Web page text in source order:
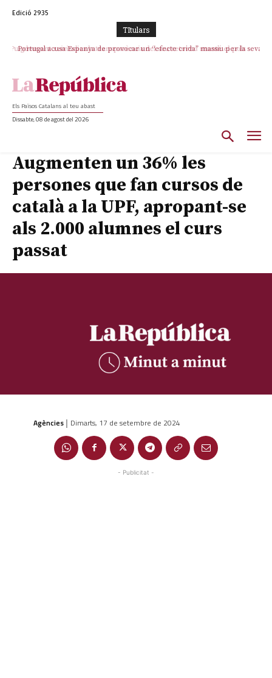
Edició 2935
TItulars
Portugal acusa Espanya de provocar un “efecte crida” massiu per la seva
Els Països Catalans al teu abast
Dissabte, 08 de agost del 2026
Augmenten un 36% les
persones que fan cursos de
català a la UPF, apropant-se
als 2.000 alumnes el curs
passat
Agències | Dimarts, 17 de setembre de 2024
- Publicitat -